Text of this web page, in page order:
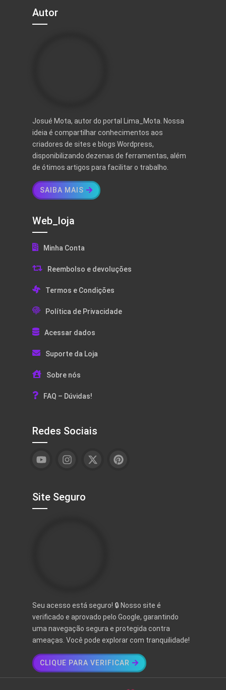
Autor
Josué Mota, autor do portal Lima_Mota. Nossa
ideia é compartilhar conhecimentos aos
criadores de sites e blogs Wordpress,
disponibilizando dezenas de ferramentas, além
de ótimos artigos para facilitar o trabalho.
SAIBA MAIS
Web_loja
Minha Conta
Reembolso e devoluções
Termos e Condições
Política de Privacidade
Acessar dados
Suporte da Loja
Sobre nós
FAQ – Dúvidas!
Redes Sociais
Site Seguro
Seu acesso está seguro! 🔒 Nosso site é
verificado e aprovado pelo Google, garantindo
uma navegação segura e protegida contra
ameaças. Você pode explorar com tranquilidade!
CLIQUE PARA VERIFICAR